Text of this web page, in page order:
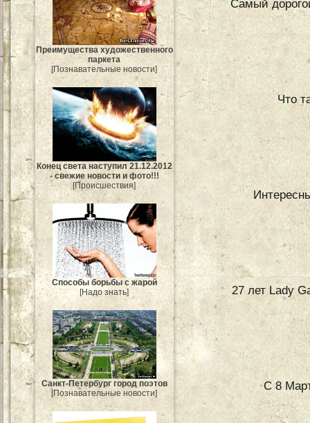
Преимущества художественного
паркета
[Познавательные новости]
Конец света наступил 21.12.2012
- свежие новости и фото!!!
[Происшествия]
Способы борьбы с жарой
[Надо знать]
Санкт-Петербург город поэтов
[Познавательные новости]
Самый
Что
27 лет Lady
С 8